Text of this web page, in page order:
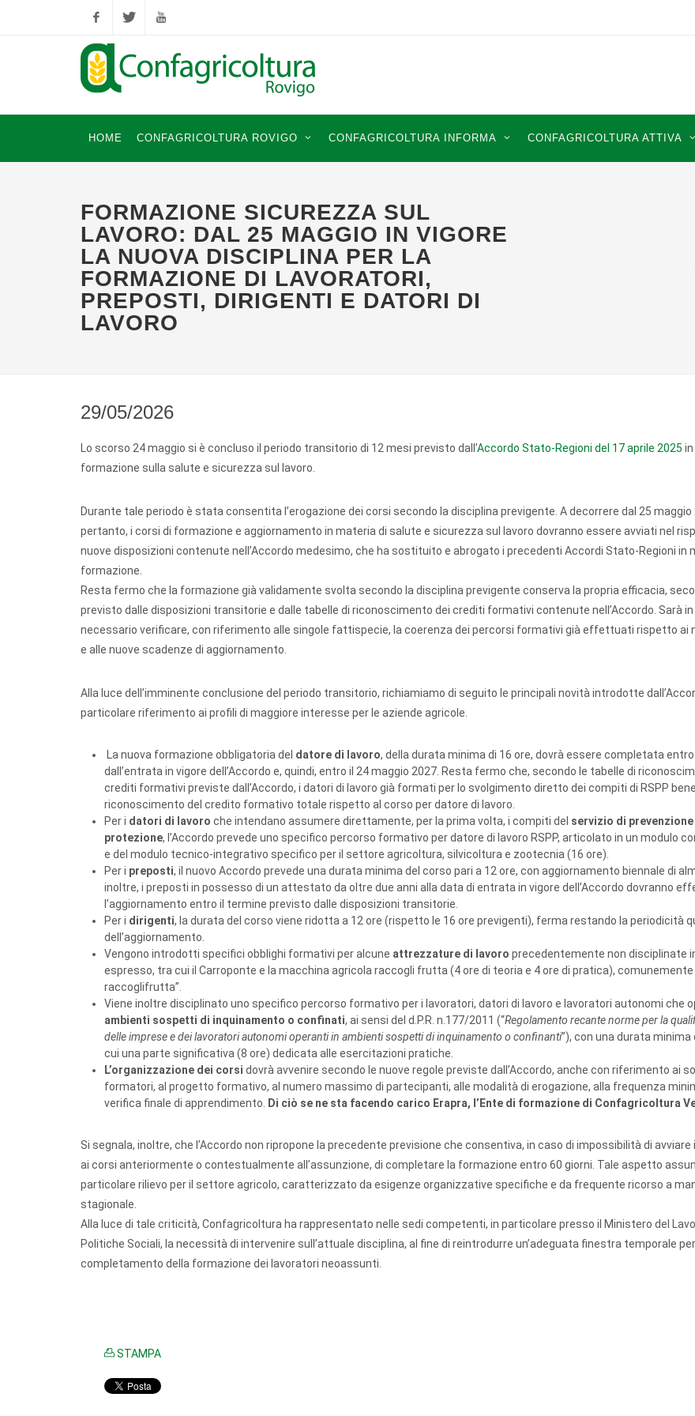
FacebookTwitter YouTube
HOME CONFAGRICOLTURA ROVIGO CONFAGRICOLTURA INFORMA CONFAGRICOLTURA ATTIVA
FORMAZIONE SICUREZZA SUL
LAVORO: DAL 25 MAGGIO IN VIGORE
LA NUOVA DISCIPLINA PER LA
FORMAZIONE DI LAVORATORI,
PREPOSTI, DIRIGENTI E DATORI DI
LAVORO
29/05/2026
Lo scorso 24 maggio si è concluso il periodo transitorio di 12 mesi previsto dall’Accordo Stato-Regioni del 17 aprile 2025
formazione sulla salute e sicurezza sul lavoro.
Durante tale periodo è stata consentita l’erogazione dei corsi secondo la disciplina previgente. A decorrere dal 25 maggio
pertanto, i corsi di formazione e aggiornamento in materia di salute e sicurezza sul lavoro dovranno essere avviati nel
nuove disposizioni contenute nell’Accordo medesimo, che ha sostituito e abrogato i precedenti Accordi Stato-Regioni in
formazione.
Resta fermo che la formazione già validamente svolta secondo la disciplina previgente conserva la propria efficacia,
previsto dalle disposizioni transitorie e dalle tabelle di riconoscimento dei crediti formativi contenute nell’Accordo. Sarà in
necessario verificare, con riferimento alle singole fattispecie, la coerenza dei percorsi formativi già effettuati rispetto ai
e alle nuove scadenze di aggiornamento.
Alla luce dell’imminente conclusione del periodo transitorio, richiamiamo di seguito le principali novità introdotte
particolare riferimento ai profili di maggiore interesse per le aziende agricole.
La nuova formazione obbligatoria del datore di lavoro, della durata minima di 16 ore, dovrà essere completata
dall’entrata in vigore dell’Accordo e, quindi, entro il 24 maggio 2027. Resta fermo che, secondo le tabelle di
crediti formativi previste dall’Accordo, i datori di lavoro già formati per lo svolgimento diretto dei compiti di RSPP
riconoscimento del credito formativo totale rispetto al corso per datore di lavoro.
Per i datori di lavoro che intendano assumere direttamente, per la prima volta, i compiti del servizio di prevenzione
protezione, l’Accordo prevede uno specifico percorso formativo per datore di lavoro RSPP, articolato in un modulo
e del modulo tecnico-integrativo specifico per il settore agricoltura, silvicoltura e zootecnia (16 ore).
Per i preposti, il nuovo Accordo prevede una durata minima del corso pari a 12 ore, con aggiornamento biennale di
inoltre, i preposti in possesso di un attestato da oltre due anni alla data di entrata in vigore dell’Accordo dovranno
l’aggiornamento entro il termine previsto dalle disposizioni transitorie.
Per i dirigenti, la durata del corso viene ridotta a 12 ore (rispetto le 16 ore previgenti), ferma restando la periodicità
dell’aggiornamento.
Vengono introdotti specifici obblighi formativi per alcune attrezzature di lavoro precedentemente non disciplinate
espresso, tra cui il Carroponte e la macchina agricola raccogli frutta (4 ore di teoria e 4 ore di pratica),
raccoglifrutta”.
Viene inoltre disciplinato uno specifico percorso formativo per i lavoratori, datori di lavoro e lavoratori autonomi che
ambienti sospetti di inquinamento o confinati, ai sensi del d.P.R. n.177/2011 (“Regolamento recante norme per la
delle imprese e dei lavoratori autonomi operanti in ambienti sospetti di inquinamento o confinanti”), con una durata minima
cui una parte significativa (8 ore) dedicata alle esercitazioni pratiche.
L’organizzazione dei corsi dovrà avvenire secondo le nuove regole previste dall’Accordo, anche con riferimento ai
formatori, al progetto formativo, al numero massimo di partecipanti, alle modalità di erogazione, alla frequenza
verifica finale di apprendimento.
Di ciò se ne sta facendo carico Erapra, l’Ente di formazione di Confagricoltura
Si segnala, inoltre, che l’Accordo non ripropone la precedente previsione che consentiva, in caso di impossibilità di avviare
ai corsi anteriormente o contestualmente all’assunzione, di completare la formazione entro 60 giorni. Tale aspetto
particolare rilievo per il settore agricolo, caratterizzato da esigenze organizzative specifiche e da frequente ricorso a
stagionale.
Alla luce di tale criticità, Confagricoltura ha rappresentato nelle sedi competenti, in particolare presso il Ministero del
Politiche Sociali, la necessità di intervenire sull’attuale disciplina, al fine di reintrodurre un’adeguata finestra temporale per
completamento della formazione dei lavoratori neoassunti.
STAMPA